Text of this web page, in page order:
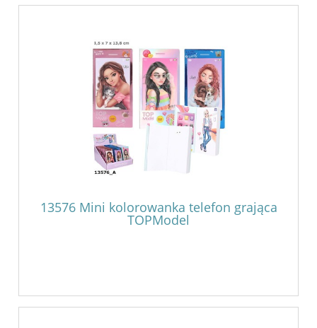
13576 Mini kolorowanka telefon grająca
TOPModel